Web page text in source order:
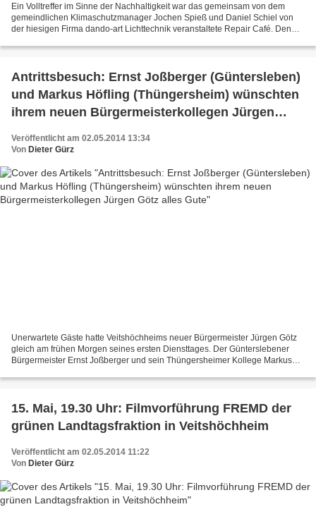
Ein Volltreffer im Sinne der Nachhaltigkeit war das gemeinsam von dem
gemeindlichen Klimaschutzmanager Jochen Spieß und Daniel Schiel von
der hiesigen Firma dando-art Lichttechnik veranstaltete Repair Café. Den
Antrittsbesuch: Ernst Joßberger (Güntersleben)
und Markus Höfling (Thüngersheim) wünschten
ihrem neuen Bürgermeisterkollegen Jürgen
Veröffentlicht am 02.05.2014 13:34
Von Dieter Gürz
Unerwartete Gäste hatte Veitshöchheims neuer Bürgermeister Jürgen Götz
gleich am frühen Morgen seines ersten Diensttages. Der Günterslebener
Bürgermeister Ernst Joßberger und sein Thüngersheimer Kollege Markus
15. Mai, 19.30 Uhr: Filmvorführung FREMD der
grünen Landtagsfraktion in Veitshöchheim
Veröffentlicht am 02.05.2014 11:22
Von Dieter Gürz